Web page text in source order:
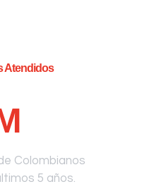
Atendidos
Colombianos
5 años.